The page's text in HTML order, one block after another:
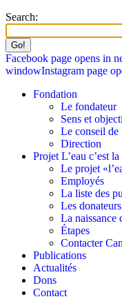
Search:
Facebook page opens in
windowInstagram page
Fondation
Le fondateur
Sens et
Le conseil de
Direction
Projet L’eau c’est
Le projet
Employés
La liste des
Les donateurs
La naissance
Étapes
Contacter
Publications
Actualités
Dons
Contact